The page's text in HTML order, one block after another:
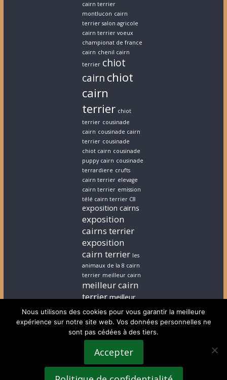
cairn terrier
montlucon cairn
terrier salon agricole
cairn terrier voeux
championat de france
cairn chenil cairn
terrier chiot
cairn chiot
cairn
terrier chiot
terrier cousinade
cairn cousinade cairn
terrier cousinade
chiot cairn cousinade
puppy cairn cousinade
terrardiere crufts
cairn terrier elevage
cairn terrier emission
télé cairn terrier C8
exposition cairns
exposition
cairns terrier
exposition
cairn terrier les
animaux de la 8 cairn
terrier meilleur cairn
meilleur cairn
terrier meilleur
elevage cairn
terrier
stephanie
cairn terrier
stephanie
chiot cairn terrier
terrardiere voeux
terrier terrier ecossais
voeux cairn terrier
Nous utilisons des cookies pour vous garantir la meilleure
expérience sur notre site web. Vos données personnelles ne
sont pas cédées à des tiers.
Accepter